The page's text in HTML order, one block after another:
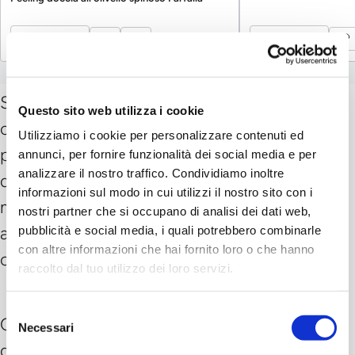
Questo sito web utilizza i cookie
Utilizziamo i cookie per personalizzare contenuti ed
annunci, per fornire funzionalità dei social media e per
analizzare il nostro traffico. Condividiamo inoltre
informazioni sul modo in cui utilizzi il nostro sito con i
nostri partner che si occupano di analisi dei dati web,
pubblicità e social media, i quali potrebbero combinarle
con altre informazioni che hai fornito loro o che hanno
raccolto dal tuo utilizzo dei loro servizi.
del
consenso
Necessari
Le bombe da bagno artigianali offrono un
momento di coccola per la pelle e i sensi.
Sono pezzi unici, realizzati con puro olio di
cocco biologico, oli essenziali naturali e
profumati fiori ed erbe aromatiche. La
delicata fragranza di bergamotto, arancia e
menta avvolge il corpo e crea un'atmosfera
armoniosa e rilassante – perfetta per
concedersi una pausa rigenerante a casa.
Consiglio: la bomba da bagno può essere
divisa a metà se necessario, rendendo l'uso